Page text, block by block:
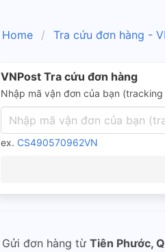
Home Tra cứu đơn hàng -
VNPost Tra cứu đơn hàng
Nhập mã vận đơn của bạn (tracking
ex. CS490570962VN
Gửi đơn hàng từ Tiên Phước,